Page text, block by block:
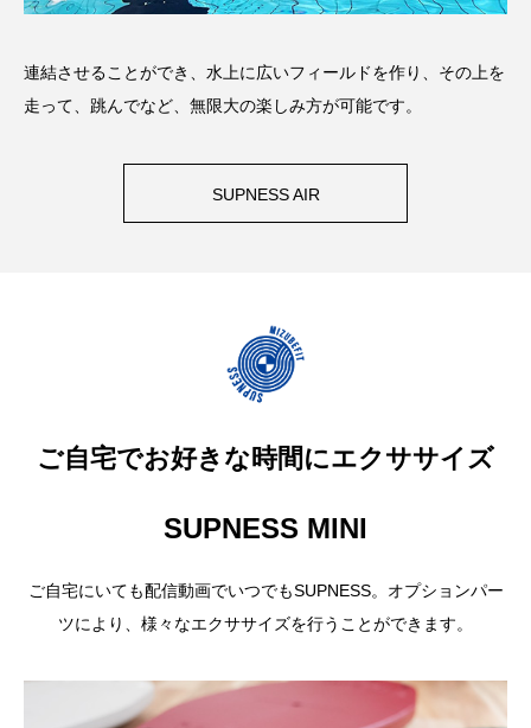
連結させることができ、水上に広いフィールドを作り、その上を
走って、跳んでなど、無限大の楽しみ方が可能です。
SUPNESS AIR
ご自宅でお好きな時間にエクササイズ
SUPNESS MINI
ご自宅にいても配信動画でいつでもSUPNESS。オプションパー
ツにより、様々なエクササイズを行うことができます。